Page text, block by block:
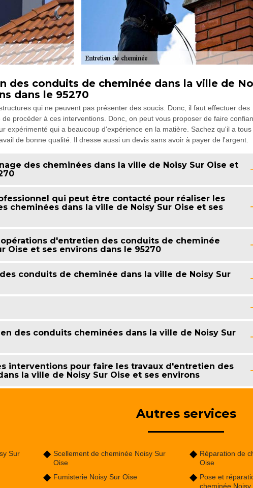
des conduits de cheminée dans la ville de
dans le 95270
qui ne peuvent pas présenter des soucis. Donc, il faut effectuer des
procéder à ces interventions. Donc, on peut vous proposer de faire
expérimenté qui a beaucoup d'expérience en la matière. Sachez qu'il a tous
de bonne qualité. Il dresse aussi un devis sans avoir à payer de l'argent.
des cheminées dans la ville de Noisy Sur Oise et
qui peut être contacté pour réaliser les
cheminées dans la ville de Noisy Sur Oise et ses
opérations d'entretien des conduits de cheminée
Oise et ses environs dans le 95270
conduits de cheminée dans la ville de Noisy Sur
des conduits cheminées dans la ville de Noisy Sur
interventions pour faire les travaux d'entretien des
la ville de Noisy Sur Oise et ses environs
Autres services
Sur
Scellement de cheminée Noisy Sur
Oise
Fumisterie Noisy Sur Oise
Réparation de
Oise
Pose et
cheminée Noisy